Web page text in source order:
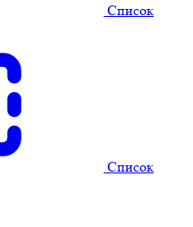
Cписок
Cписок